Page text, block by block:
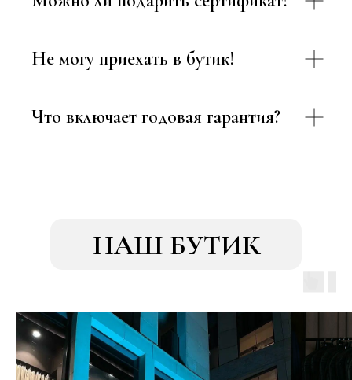
Не могу приехать в бутик!
Что включает годовая гарантия?
НАШ БУТИК